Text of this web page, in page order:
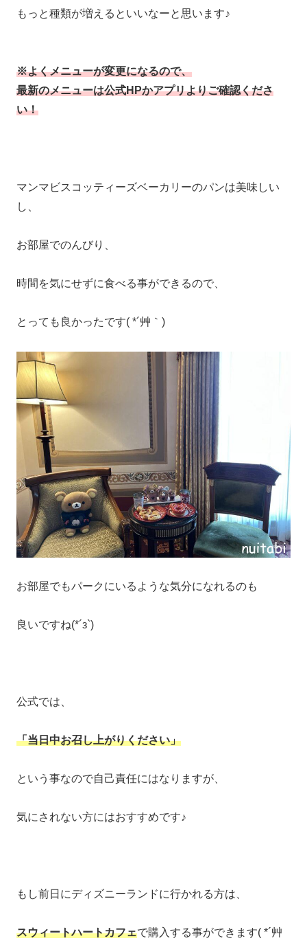
もっと種類が増えるといいなーと思います♪
※よくメニューが変更になるので、
最新のメニューは公式HPかアプリよりご確認くださ
い！
マンマビスコッティーズベーカリーのパンは美味しい
し、
お部屋でのんびり、
時間を気にせずに食べる事ができるので、
とっても良かったです( *´艸｀)
お部屋でもパークにいるような気分になれるのも
良いですね(*´з`)
公式では、
「当日中お召し上がりください」
という事なので自己責任にはなりますが、
気にされない方にはおすすめです♪
もし前日にディズニーランドに行かれる方は、
スウィートハートカフェで購入する事ができます( *´艸